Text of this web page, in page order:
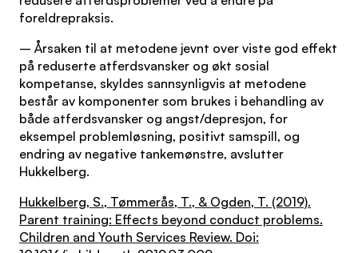
foreldrepraksis.
– Årsaken til at metodene jevnt over viste god effekt
på reduserte atferdsvansker og økt sosial
kompetanse, skyldes sannsynligvis at metodene
består av komponenter som brukes i behandling av
både atferdsvansker og angst/depresjon, for
eksempel problemløsning, positivt samspill, og
endring av negative tankemønstre, avslutter
Hukkelberg.
Hukkelberg, S., Tømmerås, T., & Ogden, T. (2019).
Parent training: Effects beyond conduct problems.
Children and Youth Services Review. Doi: